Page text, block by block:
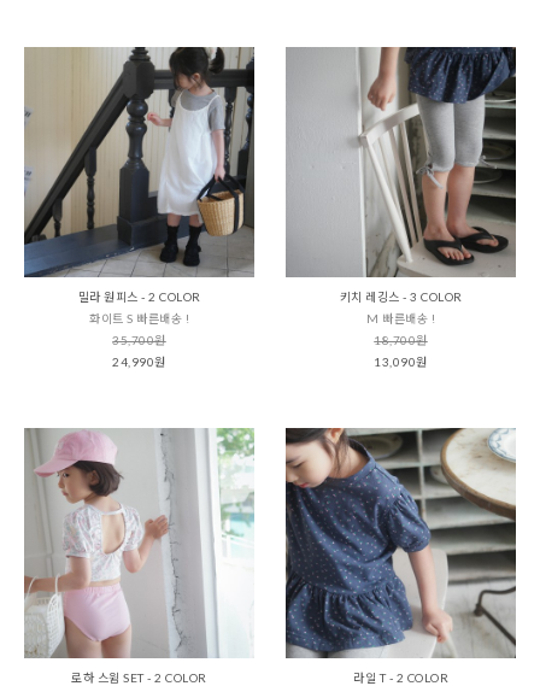
밀라 원피스 - 2 COLOR
화이트 S 빠른배송 !
35,700원
24,990원
키치 레깅스 - 3 COLOR
M 빠른배송 !
18,700원
13,090원
로하 스윔 SET - 2 COLOR
라일 T - 2 COLOR